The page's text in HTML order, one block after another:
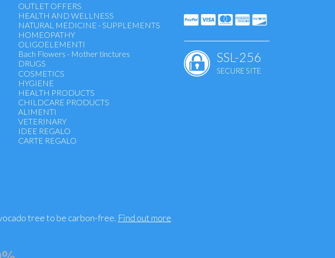
OUTLET OFFERS
HEALTH AND WELLNESS
NATURAL MEDICINE - SUPPLEMENTS
HOMEOPATHY
OLIGOELEMENTI
Bach Flowers - Mother tinctures
DRUGS
Temperature, Pain , Inflammation
Flu, Coughs , Colds
Intestine, stomach, digestion
Muscle pain, joint function, bones
Allergy
Circulation
Dermatological
Eyes, Ears
COSMETICS
HYGIENE
HEALTH PRODUCTS
CHILDCARE PRODUCTS
ALIMENTI
VETERINARY
IDEE REGALO
CARTE REGALO
SSL-256
SECURE SITE
tree to be carbon-free. Find out more